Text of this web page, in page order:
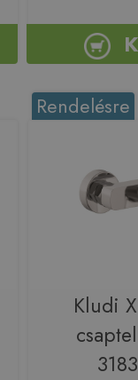
Rendelésre
Kludi